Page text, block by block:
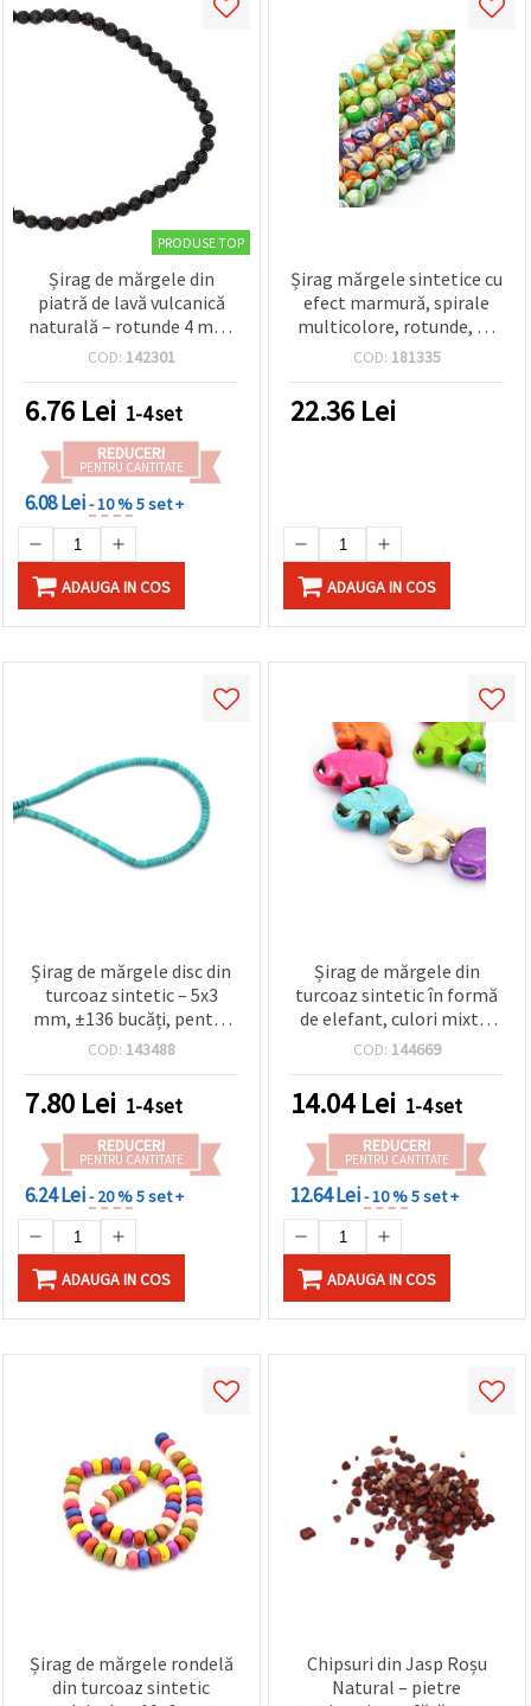
PRODUSE TOP
Șirag de mărgele din
piatră de lavă vulcanică
naturală – rotunde 4 mm,
~85 buc., perfect pentru
handmade unice, cu aer
pământiu și stilate
COD: 142301
6.76 Lei 1-4 set
REDUCERI
PENTRU CANTITATE
6.08 Lei- 10 %5 set +
ADAUGA IN COS
Șirag mărgele sintetice cu
efect marmură, spirale
multicolore, rotunde, 12
mm, ~32 buc.
COD: 181335
22.36 Lei
ADAUGA IN COS
Șirag de mărgele disc din
turcoaz sintetic – 5x3
mm, ±136 bucăți, pentru
bijuterii moderne și
COD: 143488
7.80 Lei 1-4 set
REDUCERI
PENTRU CANTITATE
6.24 Lei- 20 %5 set +
ADAUGA IN COS
Șirag de mărgele din
turcoaz sintetic în formă
de elefant, culori mixte,
16x21x6 mm, aprox. 26
semiprețioase pentru
bijuterii handmade,
brățări și coliere
COD: 144669
14.04Lei 1-4 set
REDUCERI
PENTRU CANTITATE
12.64 Lei- 10 %5 set +
ADAUGA IN COS
Șirag de mărgele rondelă
din turcoaz sintetic
Chipsuri din Jasp Roșu
Natural – pietre